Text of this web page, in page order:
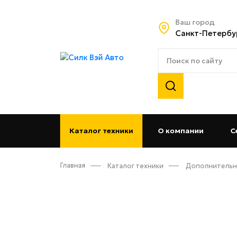
Ваш город
Санкт-
Каталог техники О компании (current)
Главная Каталог техники